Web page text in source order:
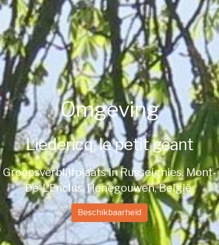
Omgeving
Liedericq, le petit géant
Groepsverblijfplaats in Russeignies, Mont-
De-L'Enclus, Henegouwen, België
Beschikbaarheid